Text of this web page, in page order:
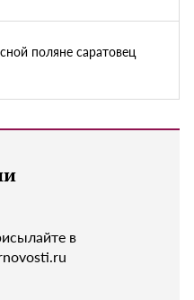
поляне саратовец
в